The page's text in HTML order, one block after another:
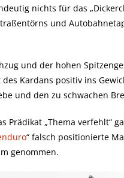
nichts für das
und
und der hohen
Kardans positiv ins
und den zu schwachen
Prädikat „Thema verfehlt“
“ falsch positionierte
genommen.